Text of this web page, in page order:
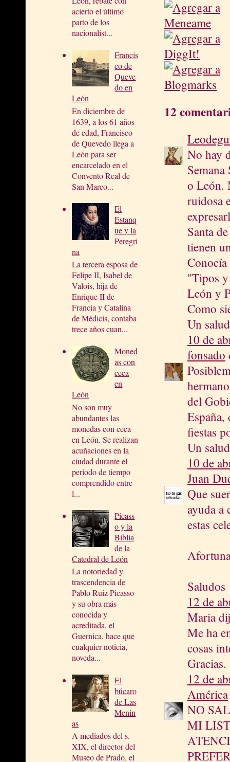
acierto el último
parto de los
nacionalist...
Francis
co de
Queve
do en
León
En diciembre de
1639, a los 61 años
de edad, Francisco
de Quevedo llega a
León para ser
encarcelado en el
Convento Real de
San Marco...
El
Estanq
ue y la
Peregri
na
La tercera esposa de
Felipe II, Isabel de
Valois, hija de
Enrique II de
Francia y Catalina
de Médicis, contaba
trece años cuan...
Moned
as con
ceca
en
León
No son muy
abundantes las
monedas con ceca
en León. Se realizan
acuñaciones en la
ciudad durante el
periodo de tiempo
comprendido entre
l...
Picass
o y la
Biblia
de la
Catedral de León
La notoriedad y
trascendencia de
Pablo Ruiz Picasso
y su obra más
conocida y
acreditada, el
Guernica, hace que
cualquier noticia,
noveda...
El
búcaro
de Las
Menin
as
A mediados del s.
XIX, el director del
Museo de Prado, el
12
No hay
o León.
ruidosa
Santa
tienen
Conocía
"Tipos
León y
Como
Un
10 de
fonsado
del
España,
fiestas
Un
10 de
Juan
Que
ayuda a
estas
Saludos
12 de
Maria
Me ha
cosas
Gracias.
12 de
América
NO
MI